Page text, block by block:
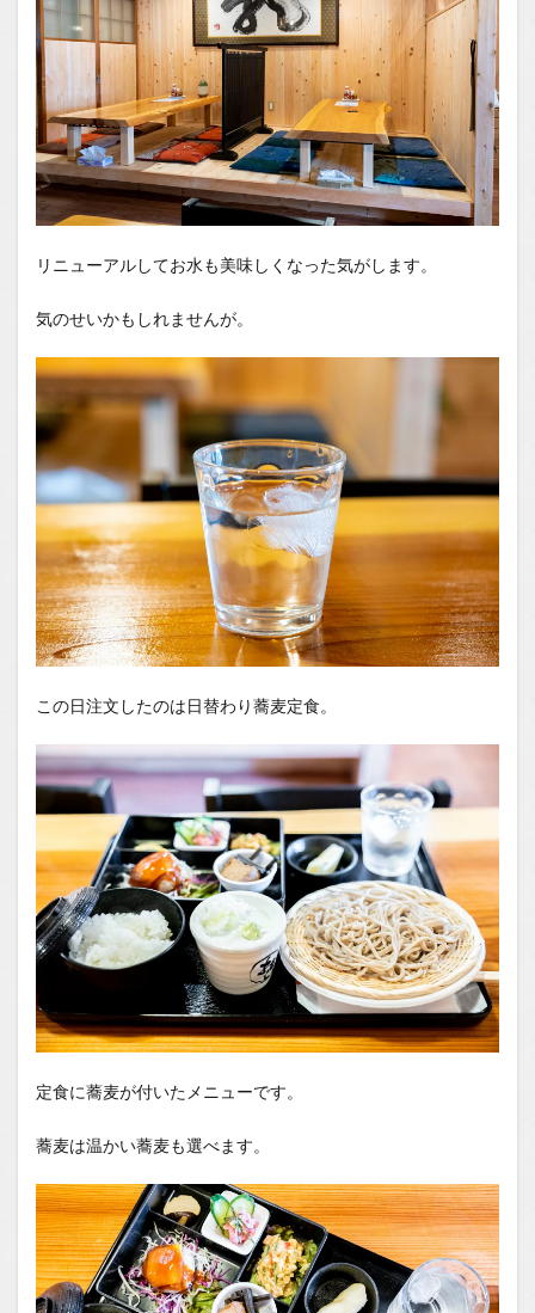
リニューアルしてお水も美味しくなった気がします。
気のせいかもしれませんが。
この日注文したのは日替わり蕎麦定食。
定食に蕎麦が付いたメニューです。
蕎麦は温かい蕎麦も選べます。